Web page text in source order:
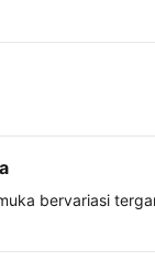
bervariasi